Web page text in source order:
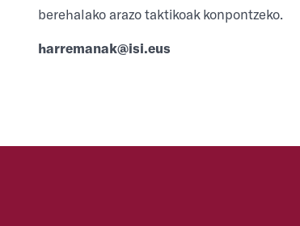
berehalako arazo taktikoak konpontzeko.
harremanak@isi.eus